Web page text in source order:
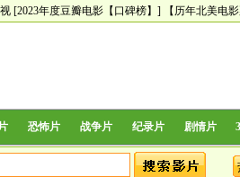
[2023年度豆瓣电影【口碑榜】] 【历年北美电
恐怖片 战争片 纪录片 剧情片